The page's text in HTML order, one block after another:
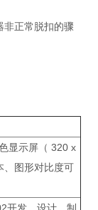
非正常脱扣的骤
色显示屏（ 320 x
、图形对比度可